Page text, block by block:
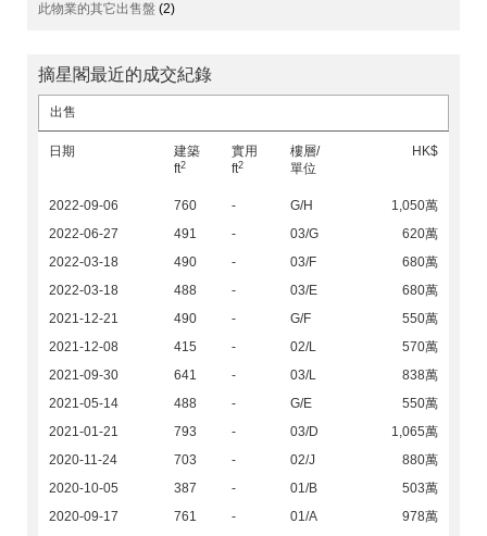
此物業的其它出售盤 (2)
摘星閣最近的成交紀錄
出售
日期
建築
ft2
實用
ft2
樓層/
單位
HK$
2022-09-06 760 - G/H
1,050萬
2022-06-27
491 - 03/G
620萬
2022-03-18
490 - 03/F
680萬
2022-03-18
488 - 03/E
680萬
2021-12-21
490 - G/F
550萬
2021-12-08
415 - 02/L
570萬
2021-09-30
641 - 03/L
838萬
2021-05-14
488 - G/E
550萬
2021-01-21
793 - 03/D
1,065萬
2020-11-24
703 - 02/J
880萬
2020-10-05
387 - 01/B
503萬
2020-09-17
761 - 01/A
978萬